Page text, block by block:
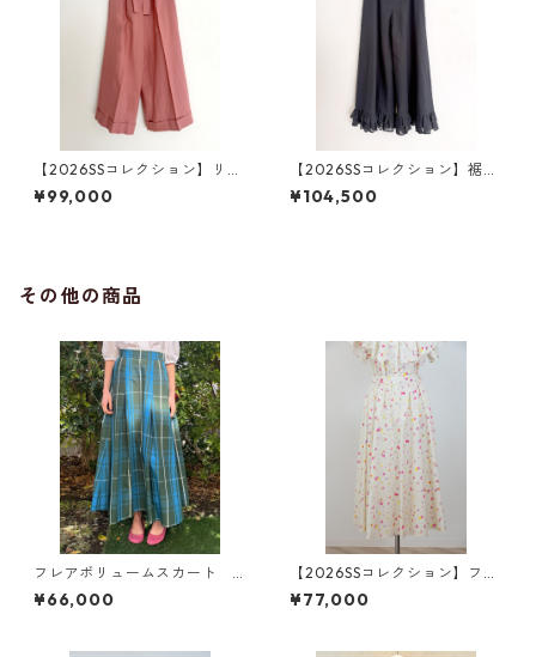
【2026SSコレクション】リネ
ン・ワイドパンツ ピンク
¥99,000
【2026SSコレクション】裾フ
リル・ダブルワイドパンツ
ブラック（透け感）
¥104,500
その他の商品
フレアボリュームスカート
緑チェック
¥66,000
【2026SSコレクション】フレ
アスカート ジオメトリック
柄
¥77,000